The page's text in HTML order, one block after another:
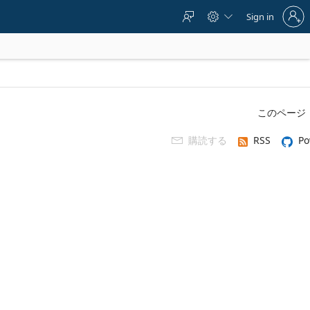
  
to
account
Sign in
このページ
 購読する RSS